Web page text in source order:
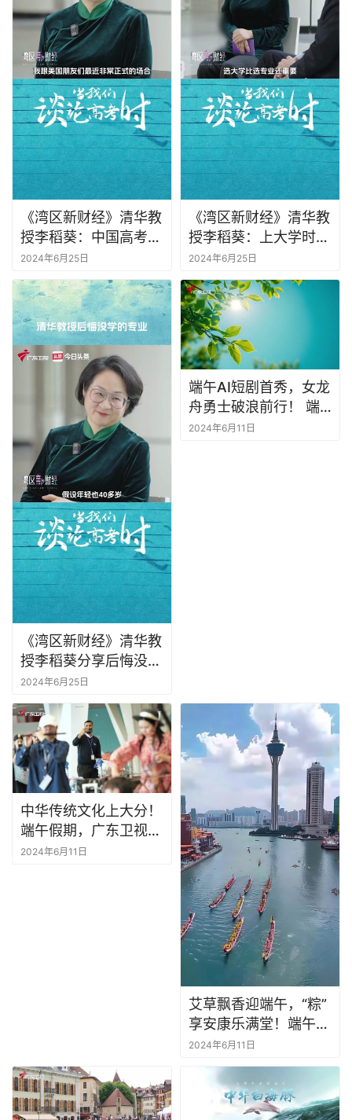
《湾区新财经》清华教
授李稻葵：中国高考还
是公平的
2024年6月25日
《湾区新财经》清华教
授李稻葵：上大学时人
生第二次报户口
2024年6月25日
《湾区新财经》清华教
授李稻葵分享后悔没学
的专业
2024年6月25日
端午AI短剧首秀，女龙
舟勇士破浪前行！ 端
午AI短剧首秀，女龙舟
2024年6月11日
中华传统文化上大分！
端午假期，广东卫视
《国乐大典》乐手在法
2024年6月11日
艾草飘香迎端午，“粽”
享安康乐满堂！端午时
节齐欢庆，龙舟竞渡展
豪情！
2024年6月11日